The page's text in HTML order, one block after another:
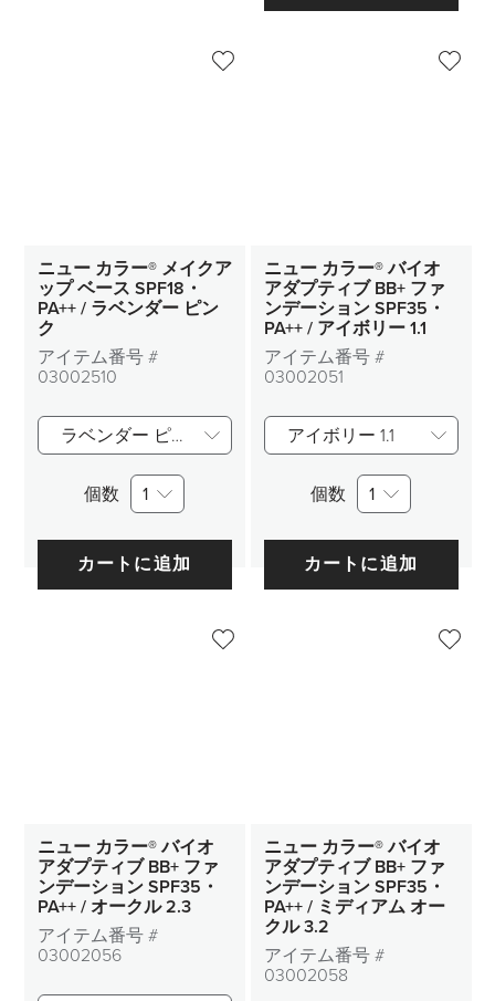
ニュー カラー® メイクア
ップ ベース SPF18・
PA++ / ラベンダー ピン
ク
アイテム番号 #
03002510
ラベンダー ピンク
個数 1
カートに追加
ニュー カラー® バイオ
アダプティブ BB+ ファ
ンデーション SPF35・
PA++ / アイボリー 1.1
アイテム番号 #
03002051
アイボリー 1.1
個数 1
カートに追加
ニュー カラー® バイオ
アダプティブ BB+ ファ
ンデーション SPF35・
PA++ / オークル 2.3
アイテム番号 #
03002056
ニュー カラー® バイオ
アダプティブ BB+ ファ
ンデーション SPF35・
PA++ / ミディアム オー
クル 3.2
アイテム番号 #
03002058